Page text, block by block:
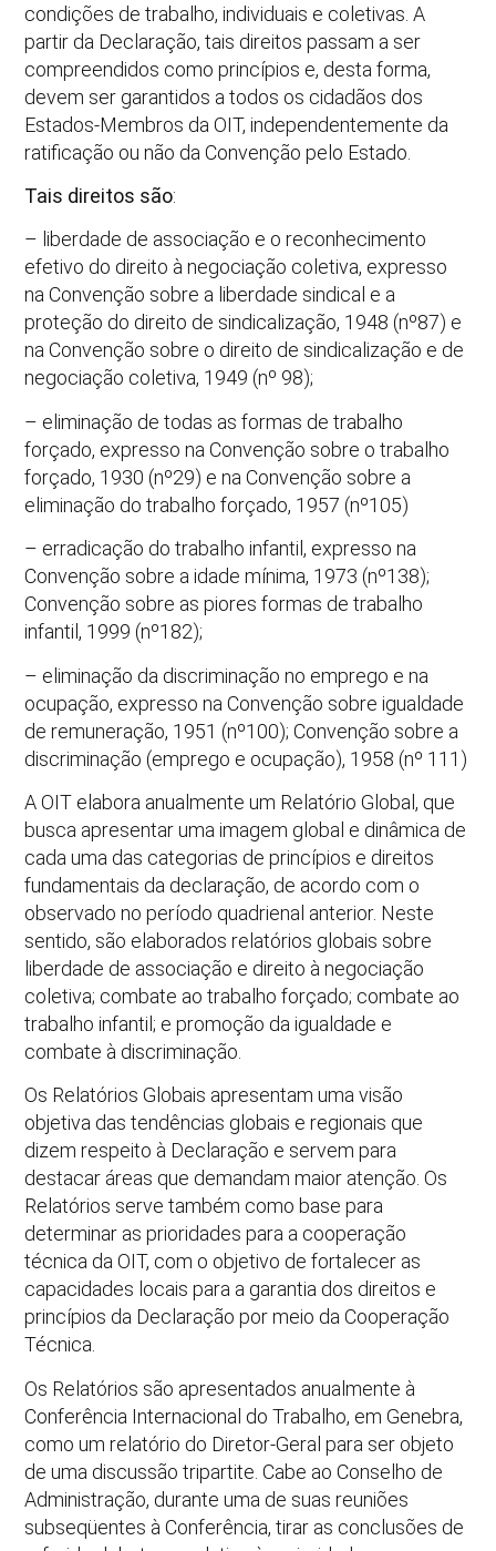
condições de trabalho, individuais e coletivas. A
partir da Declaração, tais direitos passam a ser
compreendidos como princípios e, desta forma,
devem ser garantidos a todos os cidadãos dos
Estados-Membros da OIT, independentemente da
ratificação ou não da Convenção pelo Estado.
Tais direitos são:
– liberdade de associação e o reconhecimento
efetivo do direito à negociação coletiva, expresso
na Convenção sobre a liberdade sindical e a
proteção do direito de sindicalização, 1948 (nº87) e
na Convenção sobre o direito de sindicalização e de
negociação coletiva, 1949 (nº 98);
– eliminação de todas as formas de trabalho
forçado, expresso na Convenção sobre o trabalho
forçado, 1930 (nº29) e na Convenção sobre a
eliminação do trabalho forçado, 1957 (nº105)
– erradicação do trabalho infantil, expresso na
Convenção sobre a idade mínima, 1973 (nº138);
Convenção sobre as piores formas de trabalho
infantil, 1999 (nº182);
– eliminação da discriminação no emprego e na
ocupação, expresso na Convenção sobre igualdade
de remuneração, 1951 (nº100); Convenção sobre a
discriminação (emprego e ocupação), 1958 (nº 111)
A OIT elabora anualmente um Relatório Global, que
busca apresentar uma imagem global e dinâmica de
cada uma das categorias de princípios e direitos
fundamentais da declaração, de acordo com o
observado no período quadrienal anterior. Neste
sentido, são elaborados relatórios globais sobre
liberdade de associação e direito à negociação
coletiva; combate ao trabalho forçado; combate ao
trabalho infantil; e promoção da igualdade e
combate à discriminação.
Os Relatórios Globais apresentam uma visão
objetiva das tendências globais e regionais que
dizem respeito à Declaração e servem para
destacar áreas que demandam maior atenção. Os
Relatórios serve também como base para
determinar as prioridades para a cooperação
técnica da OIT, com o objetivo de fortalecer as
capacidades locais para a garantia dos direitos e
princípios da Declaração por meio da Cooperação
Técnica.
Os Relatórios são apresentados anualmente à
Conferência Internacional do Trabalho, em Genebra,
como um relatório do Diretor-Geral para ser objeto
de uma discussão tripartite. Cabe ao Conselho de
Administração, durante uma de suas reuniões
subseqüentes à Conferência, tirar as conclusões de